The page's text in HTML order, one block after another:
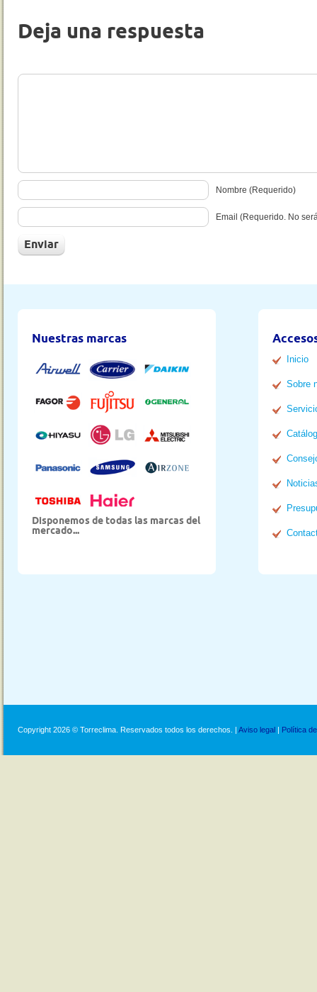
Deja una respuesta
Nombre (Requerido)
Email (Requerido. No
Nuestras marcas
Disponemos de todas las marcas del
mercado...
Inicio
Sobre
Copyright 2026 © Torreclima. Reservados todos los derechos. | Aviso legal | Política